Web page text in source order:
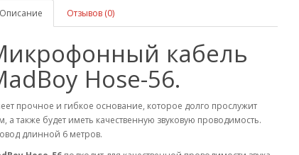
Описание Отзывов (0)
кабель
Hose-56.
прочное и гибкое основание, которое долго прослужит
а также будет иметь качественную звуковую проводимость.
длинной 6 метров.